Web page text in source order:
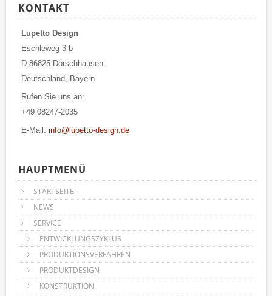
KONTAKT
Lupetto Design
Eschleweg 3 b
D-86825 Dorschhausen
Deutschland, Bayern
Rufen Sie uns an:
+49 08247-2035
E-Mail: info@lupetto-design.de
HAUPTMENÜ
STARTSEITE
NEWS
SERVICE
ENTWICKLUNGSZYKLUS
PRODUKTIONSVERFAHREN
PRODUKTDESIGN
KONSTRUKTION